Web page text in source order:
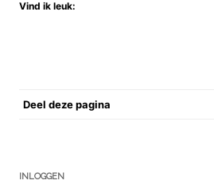
Vind ik leuk:
Deel deze pagina
INLOGGEN